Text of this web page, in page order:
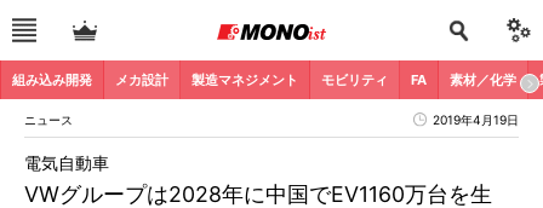
組み込み開発 メカ設計 製造マネジメント モビリティ FA 素材／化学
ニュース 2019年4月19日
VWグループは2028年に中国でEV1160万台を生
電気自動車